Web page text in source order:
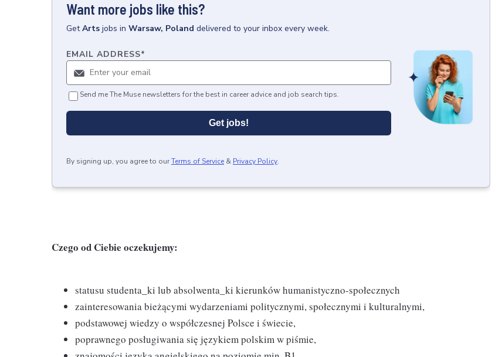
Want more jobs like this?
GetArts jobs in Warsaw, Poland delivered to your inbox every week.
EMAIL ADDRESS*
Send me The Muse newsletters for the best in career advice and job search tips.
Get jobs!
By signing up, you agree to ourTerms of Service & Privacy Policy.
Czego od Ciebie oczekujemy:
statusu studenta_ki lub absolwenta_ki kierunków humanistyczno-społecznych
zainteresowania bieżącymi wydarzeniami politycznymi, społecznymi i kulturalnymi,
podstawowej wiedzy o współczesnej Polsce i świecie,
poprawnego posługiwania się językiem polskim w piśmie,